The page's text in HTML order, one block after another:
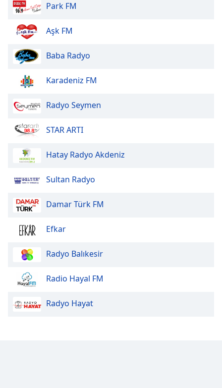
Text
Style
Font
Done
Modal
Dialog
window.
Park FM
Aşk FM
Baba Radyo
Karadeniz FM
Radyo Seymen
STAR ARTI
Hatay Radyo Akdeniz
Sultan Radyo
Damar Türk FM
Efkar
Radyo Balıkesir
Radio Hayal FM
Radyo Hayat